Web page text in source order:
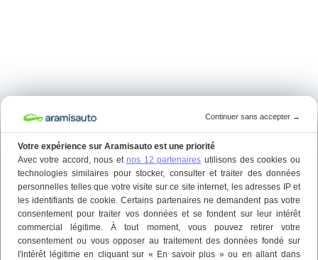
Continuer sans accepter →
Votre expérience sur Aramisauto est une priorité
Avec votre accord, nous et nos 12 partenaires utilisons des cookies ou
technologies similaires pour stocker, consulter et traiter des données
personnelles telles que votre visite sur ce site internet, les adresses IP et
les identifiants de cookie. Certains partenaires ne demandent pas votre
consentement pour traiter vos données et se fondent sur leur intérêt
commercial légitime. À tout moment, vous pouvez retirer votre
consentement ou vous opposer au traitement des données fondé sur
l'intérêt légitime en cliquant sur « En savoir plus » ou en allant dans